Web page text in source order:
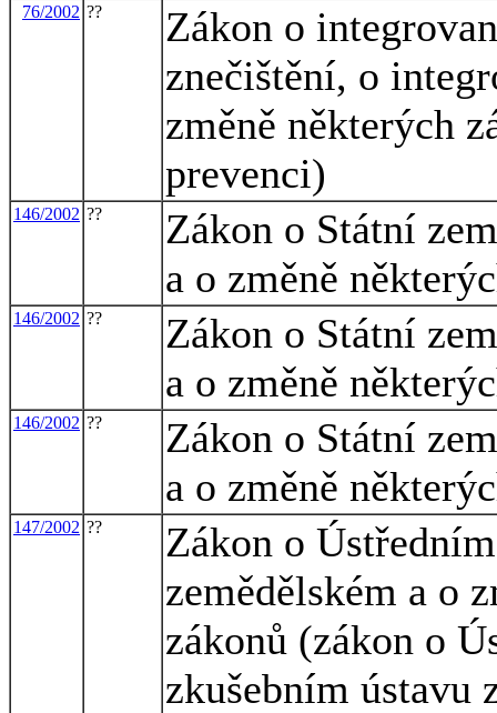
76/2002 ??
Zákon o
znečištění, o
změně některých
prevenci)
146/2002 ??
Zákon o Státní
a o změně
146/2002 ??
Zákon o Státní
a o změně
146/2002 ??
Zákon o Státní
a o změně
147/2002 ??
Zákon o
zemědělském a o
zákonů (zákon o
zkušebním ústavu